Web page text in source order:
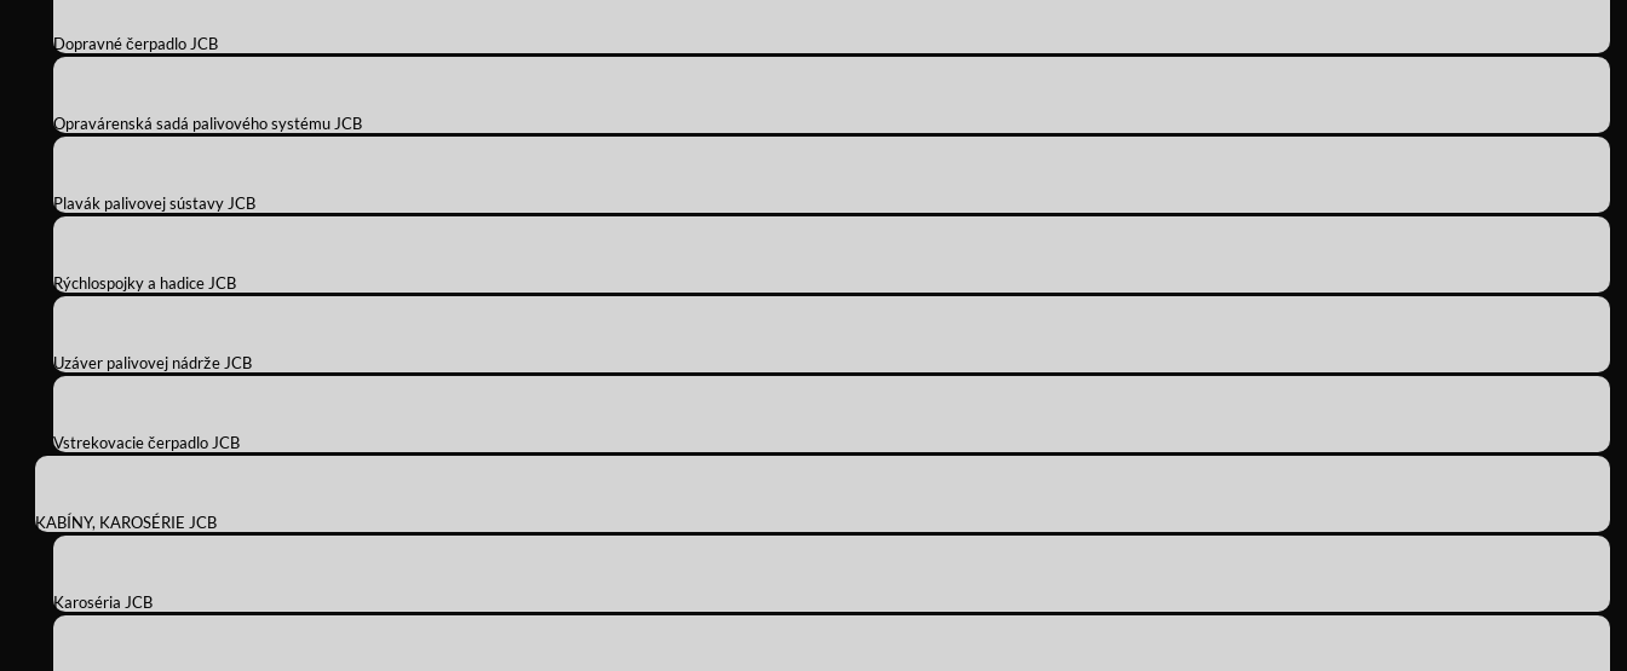
Dopravné čerpadlo JCB
Opravárenská sadá palivového systému JCB
Plavák palivovej sústavy JCB
Rýchlospojky a hadice JCB
Uzáver palivovej nádrže JCB
Vstrekovacie čerpadlo JCB
KABÍNY, KAROSÉRIE JCB
Karoséria JCB